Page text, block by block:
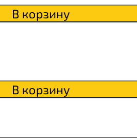
В корзину
В корзину